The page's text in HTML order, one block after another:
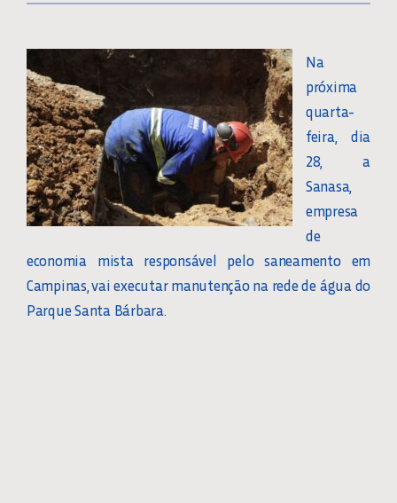
Na
próxima
quarta-
feira, dia
28, a
Sanasa,
empresa
de
economia mista responsável pelo saneamento em
Campinas, vai executar manutenção na rede de água do
Parque Santa Bárbara.